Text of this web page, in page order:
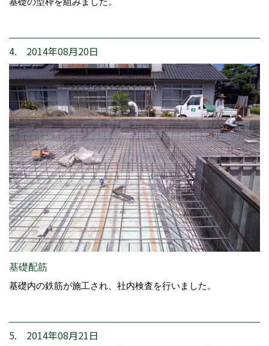
4. 2014年08月20日
基礎配筋
基礎内の鉄筋が施工され、社内検査を行いました。
5. 2014年08月21日